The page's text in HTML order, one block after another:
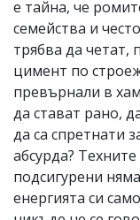
е тайна, че
семейства и
трябва да четат,
цимент по
превърнали в
да стават рано,
да са спретнати
абсурда?
подсигурени
енергията си